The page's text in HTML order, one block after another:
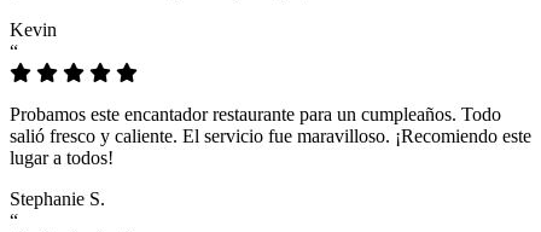
Kevin
“
Probamos este encantador restaurante para un cumpleaños. Todo
salió fresco y caliente. El servicio fue maravilloso. ¡Recomiendo este
lugar a todos!
Stephanie S.
“